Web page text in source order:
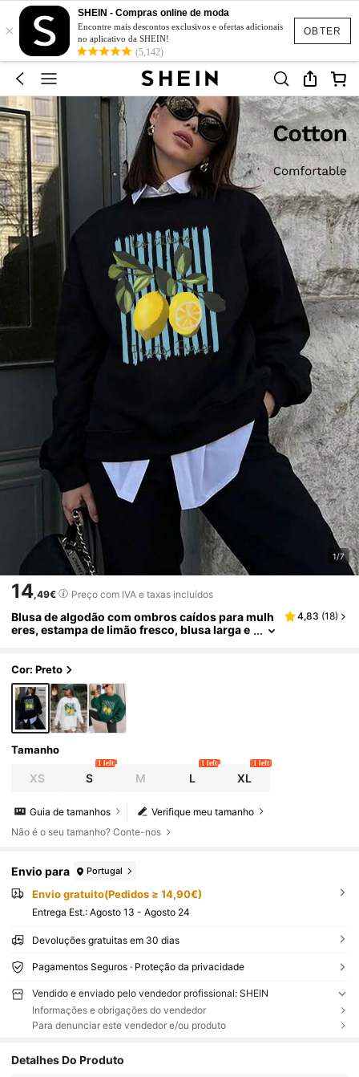
OBTER
×
SHEIN - Compras online de moda
Encontre mais descontos exclusivos e ofertas adicionais
no aplicativo da SHEIN!
(5,142)
1/7
14,49€ Preço com IVA e taxas incluídos
Blusa de algodão com ombros caídos para mulh
eres, estampa de limão fresco, blusa larga e
4,83 (18)
Cor: Preto
Tamanho
XS S
1 left
M L
1 left
XL
1 left
Verifique meu tamanho
Guia de tamanhos
Não é o seu tamanho? Conte-nos
Envio para Portugal
Envio gratuito(Pedidos ≥ 14,90€)
Entrega Est.: Agosto 13 - Agosto 24
Devoluções gratuitas em 30 dias
Pagamentos Seguros · Proteção da privacidade
Vendido e enviado pelo vendedor profissional: SHEIN
Informações e obrigações do vendedor
Para denunciar este vendedor e/ou produto
Detalhes Do Produto